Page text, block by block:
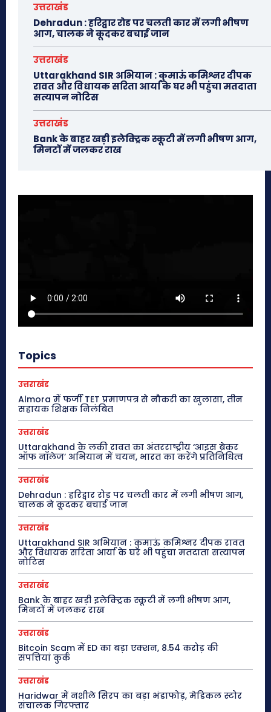
उत्तराखंड
Dehradun : हरिद्वार रोड पर चलती कार में लगी भीषण
आग, चालक ने कूदकर बचाई जान
उत्तराखंड
Uttarakhand SIR अभियान : कुमाऊं कमिश्नर दीपक
रावत और विधायक सरिता आर्या के घर भी पहुंचा मतदाता
सत्यापन नोटिस
उत्तराखंड
Bank के बाहर खड़ी इलेक्ट्रिक स्कूटी में लगी भीषण आग,
मिनटों में जलकर राख
Topics
उत्तराखंड
Almora में फर्जी TET प्रमाणपत्र से नौकरी का खुलासा, तीन
सहायक शिक्षक निलंबित
उत्तराखंड
Uttarakhand के लकी रावत का अंतरराष्ट्रीय ‘आइस ब्रेकर
ऑफ नॉलेज’ अभियान में चयन, भारत का करेंगे प्रतिनिधित्व
उत्तराखंड
Dehradun : हरिद्वार रोड पर चलती कार में लगी भीषण आग,
चालक ने कूदकर बचाई जान
उत्तराखंड
Uttarakhand SIR अभियान : कुमाऊं कमिश्नर दीपक रावत
और विधायक सरिता आर्या के घर भी पहुंचा मतदाता सत्यापन
नोटिस
उत्तराखंड
Bank के बाहर खड़ी इलेक्ट्रिक स्कूटी में लगी भीषण आग,
मिनटों में जलकर राख
उत्तराखंड
Bitcoin Scam में ED का बड़ा एक्शन, 8.54 करोड़ की
संपत्तियां कुर्क
उत्तराखंड
Haridwar में नशीले सिरप का बड़ा भंडाफोड़, मेडिकल स्टोर
संचालक गिरफ्तार